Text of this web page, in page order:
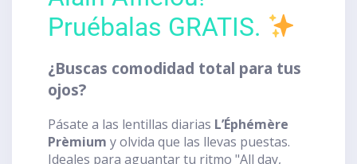
Pruébalas GRATIS.
¿Buscas comodidad total para tus
ojos?
Pásate a las lentillas diarias L’Éphémère
Prèmium y olvida que las llevas puestas.
Ideales para aguantar tu ritmo "All day,